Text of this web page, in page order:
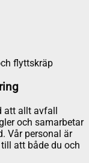
flyttskräp
att allt avfall
och samarbetar
Vår personal är
att både du och